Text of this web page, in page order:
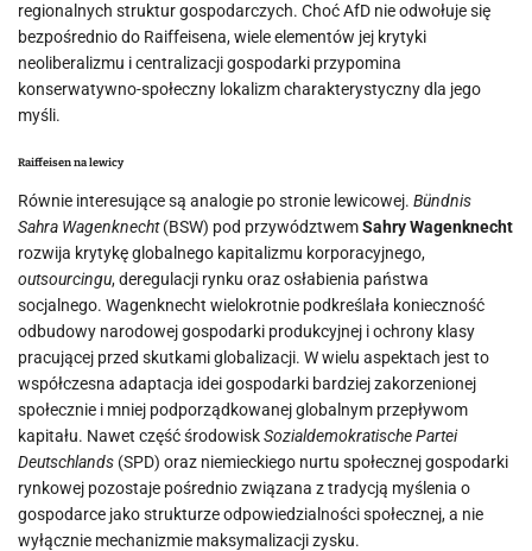
regionalnych struktur gospodarczych. Choć AfD nie odwołuje się
bezpośrednio do Raiffeisena, wiele elementów jej krytyki
neoliberalizmu i centralizacji gospodarki przypomina
konserwatywno-społeczny lokalizm charakterystyczny dla jego
myśli.
Raiffeisen na lewicy
Równie interesujące są analogie po stronie lewicowej. Bündnis
Sahra Wagenknecht(BSW) pod przywództwemSahry Wagenknecht
rozwija krytykę globalnego kapitalizmu korporacyjnego,
outsourcingu, deregulacji rynku oraz osłabienia państwa
socjalnego. Wagenknecht wielokrotnie podkreślała konieczność
odbudowy narodowej gospodarki produkcyjnej i ochrony klasy
pracującej przed skutkami globalizacji. W wielu aspektach jest to
współczesna adaptacja idei gospodarki bardziej zakorzenionej
społecznie i mniej podporządkowanej globalnym przepływom
kapitału. Nawet część środowiskSozialdemokratische Partei
Deutschlands (SPD) oraz niemieckiego nurtu społecznej gospodarki
rynkowej pozostaje pośrednio związana z tradycją myślenia o
gospodarce jako strukturze odpowiedzialności społecznej, a nie
wyłącznie mechanizmie maksymalizacji zysku.